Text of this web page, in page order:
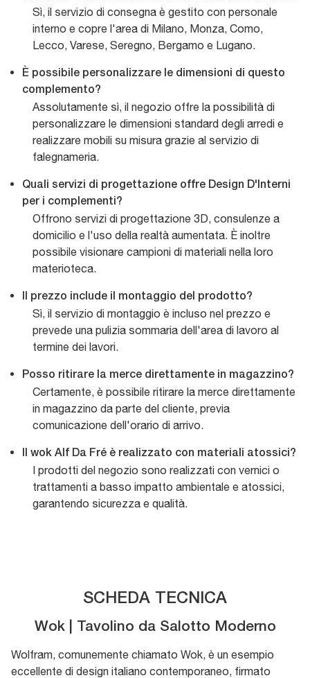
Sì, il servizio di consegna è gestito con personale
interno e copre l'area di Milano, Monza, Como,
Lecco, Varese, Seregno, Bergamo e Lugano.
È possibile personalizzare le dimensioni di questo
complemento?
Assolutamente sì, il negozio offre la possibilità di
personalizzare le dimensioni standard degli arredi e
realizzare mobili su misura grazie al servizio di
falegnameria.
Quali servizi di progettazione offre Design D'Interni
per i complementi?
Offrono servizi di progettazione 3D, consulenze a
domicilio e l'uso della realtà aumentata. È inoltre
possibile visionare campioni di materiali nella loro
materioteca.
Il prezzo include il montaggio del prodotto?
Sì, il servizio di montaggio è incluso nel prezzo e
prevede una pulizia sommaria dell'area di lavoro al
termine dei lavori.
Posso ritirare la merce direttamente in magazzino?
Certamente, è possibile ritirare la merce direttamente
in magazzino da parte del cliente, previa
comunicazione dell'orario di arrivo.
Il wok Alf Da Fré è realizzato con materiali atossici?
I prodotti del negozio sono realizzati con vernici o
trattamenti a basso impatto ambientale e atossici,
garantendo sicurezza e qualità.
SCHEDA TECNICA
Wok | Tavolino da Salotto Moderno
Wolfram, comunemente chiamato Wok, è un esempio
eccellente di design italiano contemporaneo, firmato